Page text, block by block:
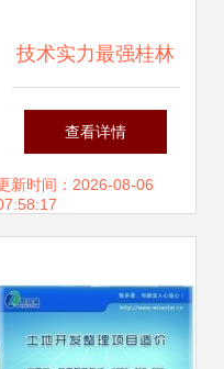
技术实力最强桂林
APP制作公司 桂林
本地通软件股份公
发新高度
查看详情
新时间：2026-08-06